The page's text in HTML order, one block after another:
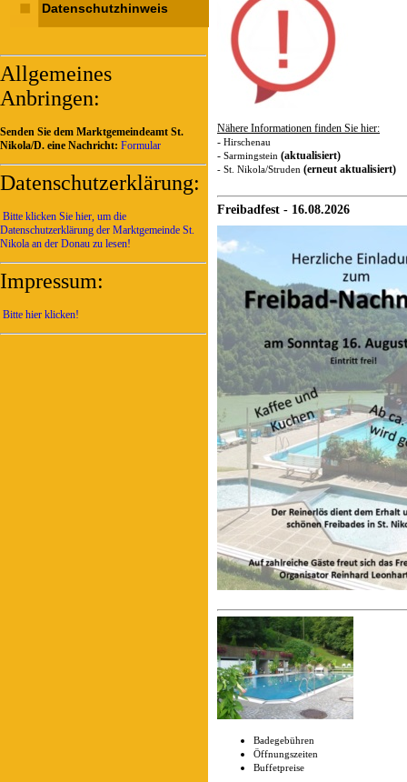
Datenschutzhinweis
Allgemeines
Anbringen:
Senden Sie dem Marktgemeindeamt St.
Nikola/D. eine Nachricht: Formular
Datenschutzerklärung:
Bitte klicken Sie hier, um die
Datenschutzerklärung der Marktgemeinde St.
Nikola an der Donau zu lesen!
Impressum:
Bitte hier klicken!
Nähere Informationen finden Sie hier:
- Hirschenau
- Sarmingstein (aktualisiert)
- St. Nikola/Struden (erneut aktualisiert)
Freibadfest - 16.08.2026
Badegebühren
Öffnungszeiten
Buffetpreise